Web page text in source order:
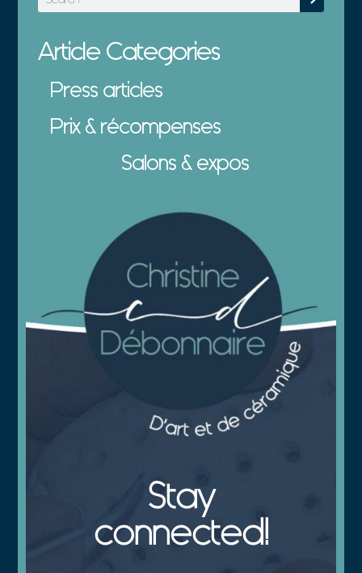
Article Categories
Press articles
Prix & récompenses
Salons & expos
Stay
connected!